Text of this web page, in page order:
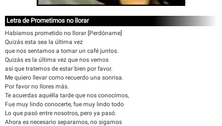
Letra de Prometimos no llorar
Habíamos prometido no llorar [Perdóname]
Quizás esta sea la última vez
que nos sentamos a tomar un café juntos.
Quizás es la última vez que nos vemos
así que tratemos de estar bien por favor.
Me quiero llevar como recuerdo una sonrisa.
Por favor no llores más.
Te acuerdas aquélla tarde que nos conocimos,
Fue muy lindo conocerte, fue muy lindo todo
Lo que pasó entre nosotros, pero ya pasó.
Ahora es necesario separarnos, no sigamos